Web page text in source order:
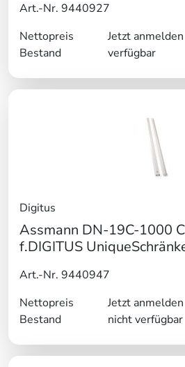
Art.-Nr. 9440927
Nettopreis
Jetzt anmelden
Bestand
verfügbar
Digitus
Assmann DN-19C-1000
f.DIGITUS
Art.-Nr. 9440947
Nettopreis
Jetzt anmelden
Bestand
nicht verfügbar